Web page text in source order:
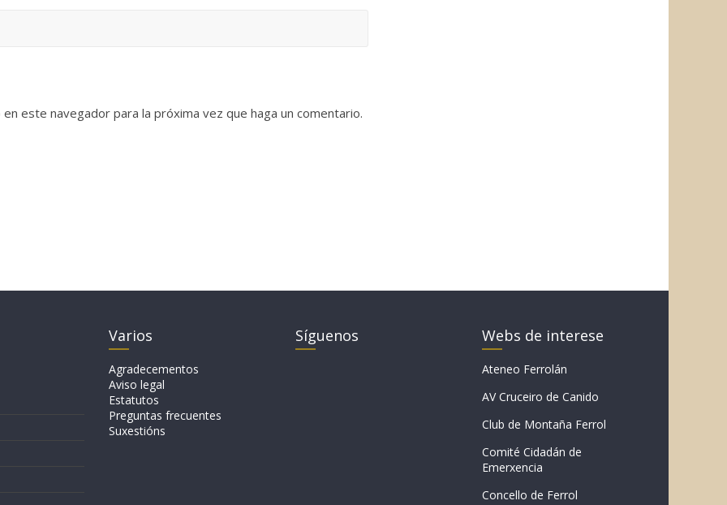
este navegador para la próxima vez que haga un comentario.
Varios
Agradecementos
Aviso legal
Estatutos
Preguntas frecuentes
Suxestións
Síguenos Webs de interese
Ateneo Ferrolán
AV Cruceiro de Canido
Club de Montaña Ferrol
Comité Cidadán de
Emerxencia
Concello de Ferrol